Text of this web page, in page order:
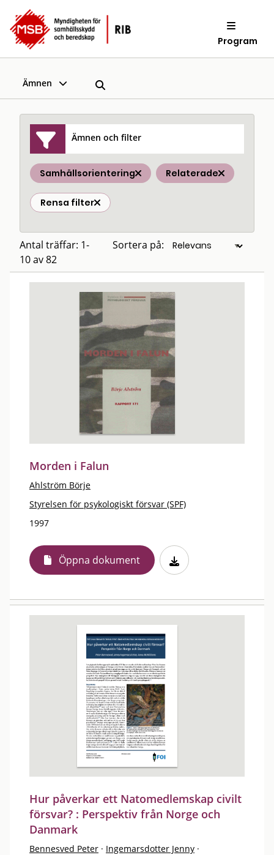
Program
Ämnen
Ämnen och filter
Samhällsorientering Relaterade
Rensa filter
Antal träffar: 1-
10 av 82
Sortera på:
Morden i Falun
Ahlström Börje
Styrelsen för psykologiskt försvar (SPF)
1997
Öppna dokument
Hur påverkar ett Natomedlemskap civilt
försvar? : Perspektiv från Norge och
Danmark
Bennesved Peter · Ingemarsdotter Jenny ·